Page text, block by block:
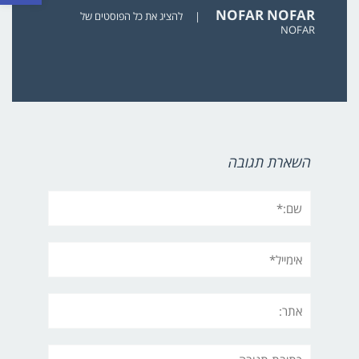
NOFAR NOFAR
|
להציג את כל הפוסטים של
NOFAR
השארת תגובה